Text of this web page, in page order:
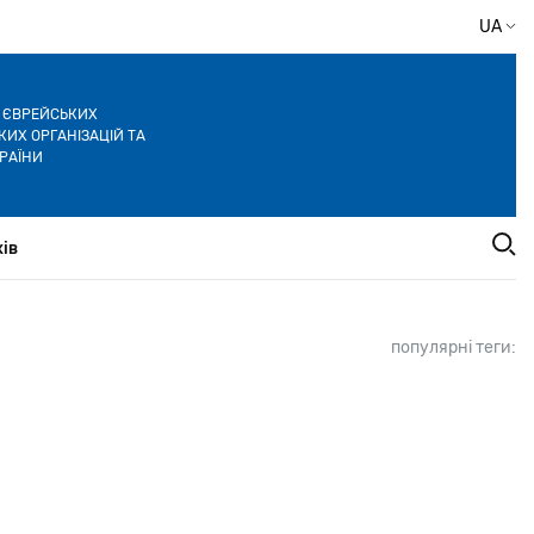
UA
ЄВРЕЙСЬКИХ
ОРГАНІЗАЦІЙ ТА
популярні теги: